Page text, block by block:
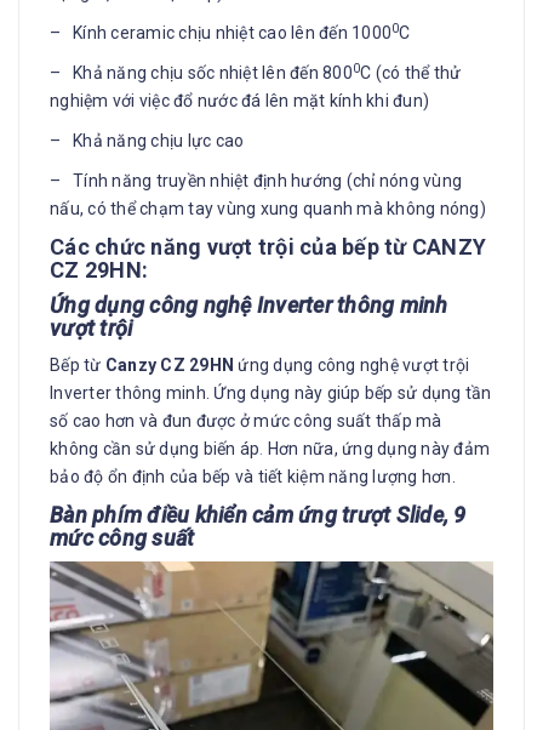
– Kính ceramic chịu nhiệt cao lên đến 10000C
– Khả năng chịu sốc nhiệt lên đến 8000C (có thể thử
nghiệm với việc đổ nước đá lên mặt kính khi đun)
– Khả năng chịu lực cao
– Tính năng truyền nhiệt định hướng (chỉ nóng vùng
nấu, có thể chạm tay vùng xung quanh mà không nóng)
Các chức năng vượt trội của bếp từ CANZY
CZ 29HN:
Ứng dụng công nghệ Inverter thông minh
vượt trội
Bếp từ Canzy CZ 29HN ứng dụng công nghệ vượt trội
Inverter thông minh. Ứng dụng này giúp bếp sử dụng tần
số cao hơn và đun được ở mức công suất thấp mà
không cần sử dụng biến áp
Hơn nữa, ứng dụng này đảm
bảo độ ổn định của bếp và tiết kiệm năng lượng hơn.
Bàn phím điều khiển cảm ứng trượt Slide, 9
mức công suất